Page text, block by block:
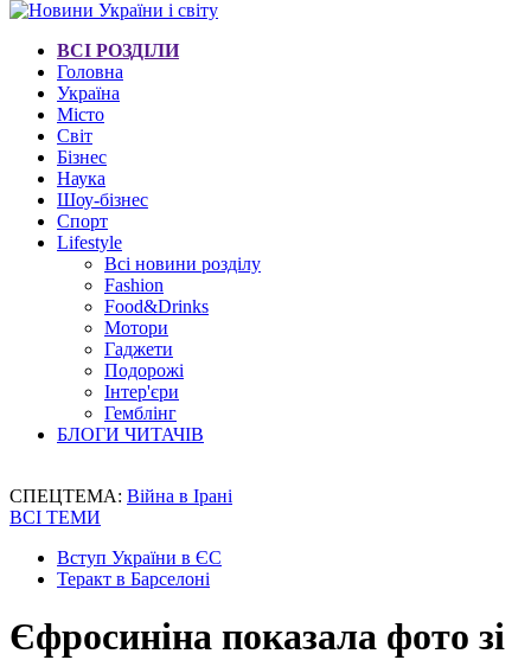
ВСІ РОЗДІЛИ
Головна
Україна
Місто
Світ
Бізнес
Наука
Шоу-бізнес
Спорт
Lifestyle
Всі новини розділу
Fashion
Food&Drinks
Мотори
Гаджети
Подорожі
Інтер'єри
Гемблінг
БЛОГИ ЧИТАЧІВ
СПЕЦТЕМА: Війна в Ірані
ВСІ ТЕМИ
Вступ України в ЄС
Теракт в Барселоні
Єфросиніна показала фото зі